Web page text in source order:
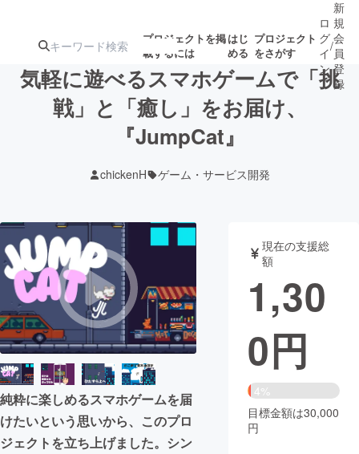
プロジェクトを掲
載するには
はじ
める
プロジェクト
をさがす
注目の新着プロ募集終了が近いプ
テクノロジー・ガジェット
映像・映画 書籍・雑誌
ビジネス・起業 チャレンジ
まちづくり・地域活性化
CAMPFIRE for Social Good
CAMPFIRE Creation
ロ
グ
イ
ン
/
新
規
会
員
登
録
気軽に遊べるスマホゲームで「挑
戦」と「癒し」をお届け、
『JumpCat』
chickenH ゲーム・サービス開発
純粋に楽しめるスマホゲームを届
けたいという思いから、このプロ
ジェクトを立ち上げました。シン
現在の支援総
額
1,30
0円
4%
目標金額は30,000
円